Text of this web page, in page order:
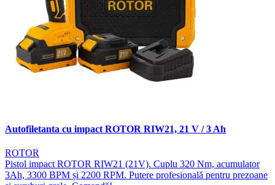
Autofiletanta cu impact ROTOR RIW21, 21 V / 3 Ah
ROTOR
Pistol impact ROTOR RIW21 (21V). Cuplu 320 Nm, acumulator
3Ah, 3300 BPM și 2200 RPM. Putere profesională pentru prezoane